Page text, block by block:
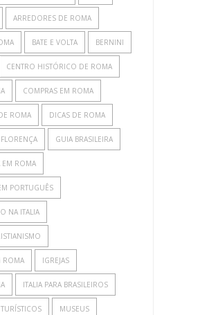
ARREDORES DE ROMA
BATE E VOLTA BERNINI
CENTRO HISTÓRICO DE ROMA
COMPRAS EM ROMA
ROMA DICAS DE ROMA
FLORENÇA GUIA BRASILEIRA
EM ROMA
PORTUGUÊS
NA ITALIA
ROMA IGREJAS
ITALIA PARA BRASILEIROS
MUSEUS